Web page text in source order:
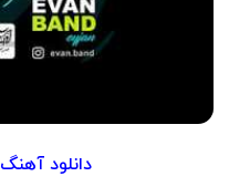
دانلود آهنگ